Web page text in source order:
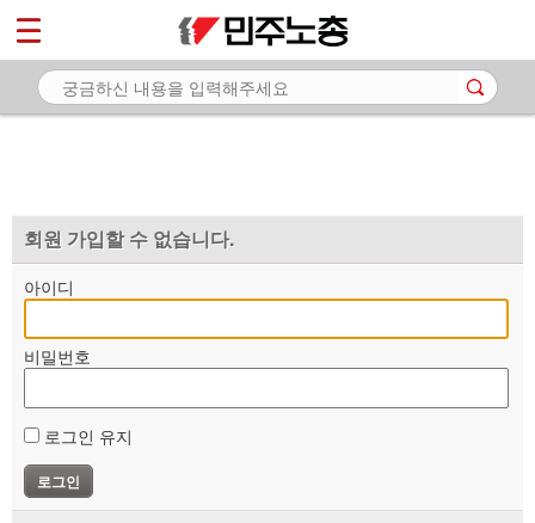
회원 가입할 수 없습니다.
아이디
비밀번호
로그인 유지
마이페이지
소개
자료
부설기관